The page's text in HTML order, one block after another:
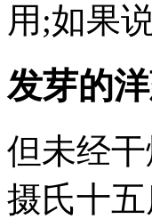
用;如果
发芽的
但未经
摄氏十